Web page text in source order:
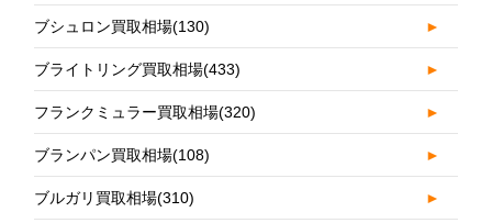
ブシュロン買取相場(130) ►
ブライトリング買取相場(433) ►
フランクミュラー買取相場(320) ►
ブランパン買取相場(108) ►
ブルガリ買取相場(310) ►